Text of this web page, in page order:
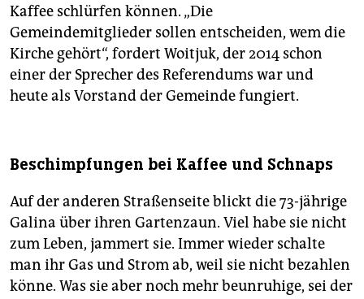
Kaffee schlürfen können. „Die
Gemeindemitglieder sollen entscheiden, wem die
Kirche gehört“, fordert Woitjuk, der 2014 schon
einer der Sprecher des Referendums war und
heute als Vorstand der Gemeinde fungiert.
Beschimpfungen bei Kaffee und Schnaps
Auf der anderen Straßenseite blickt die 73-jährige
Galina über ihren Gartenzaun. Viel habe sie nicht
zum Leben, jammert sie. Immer wieder schalte
man ihr Gas und Strom ab, weil sie nicht bezahlen
könne. Was sie aber noch mehr beunruhige, sei der